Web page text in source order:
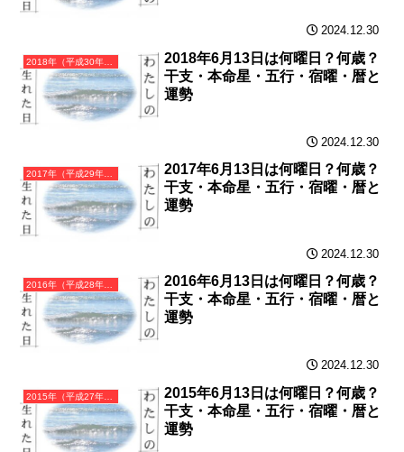
2024.12.30
2018年（平成30年）戊戌（つちのえいぬ）・戌年（いぬ年）カレンダー（月曜はじまり）
2018年6月13日は何曜日？何歳？
干支・本命星・五行・宿曜・暦と
運勢
2024.12.30
2017年（平成29年）丁酉（ひのととり）・酉年（とり年）カレンダー（月曜はじまり）
2017年6月13日は何曜日？何歳？
干支・本命星・五行・宿曜・暦と
運勢
2024.12.30
2016年（平成28年）丙申（ひのえさる）・申年（さる年）カレンダー（月曜はじまり）
2016年6月13日は何曜日？何歳？
干支・本命星・五行・宿曜・暦と
運勢
2024.12.30
2015年（平成27年）乙未（きのとひつじ）・未年（ひつじ年）カレンダー（月曜はじまり）
2015年6月13日は何曜日？何歳？
干支・本命星・五行・宿曜・暦と
運勢